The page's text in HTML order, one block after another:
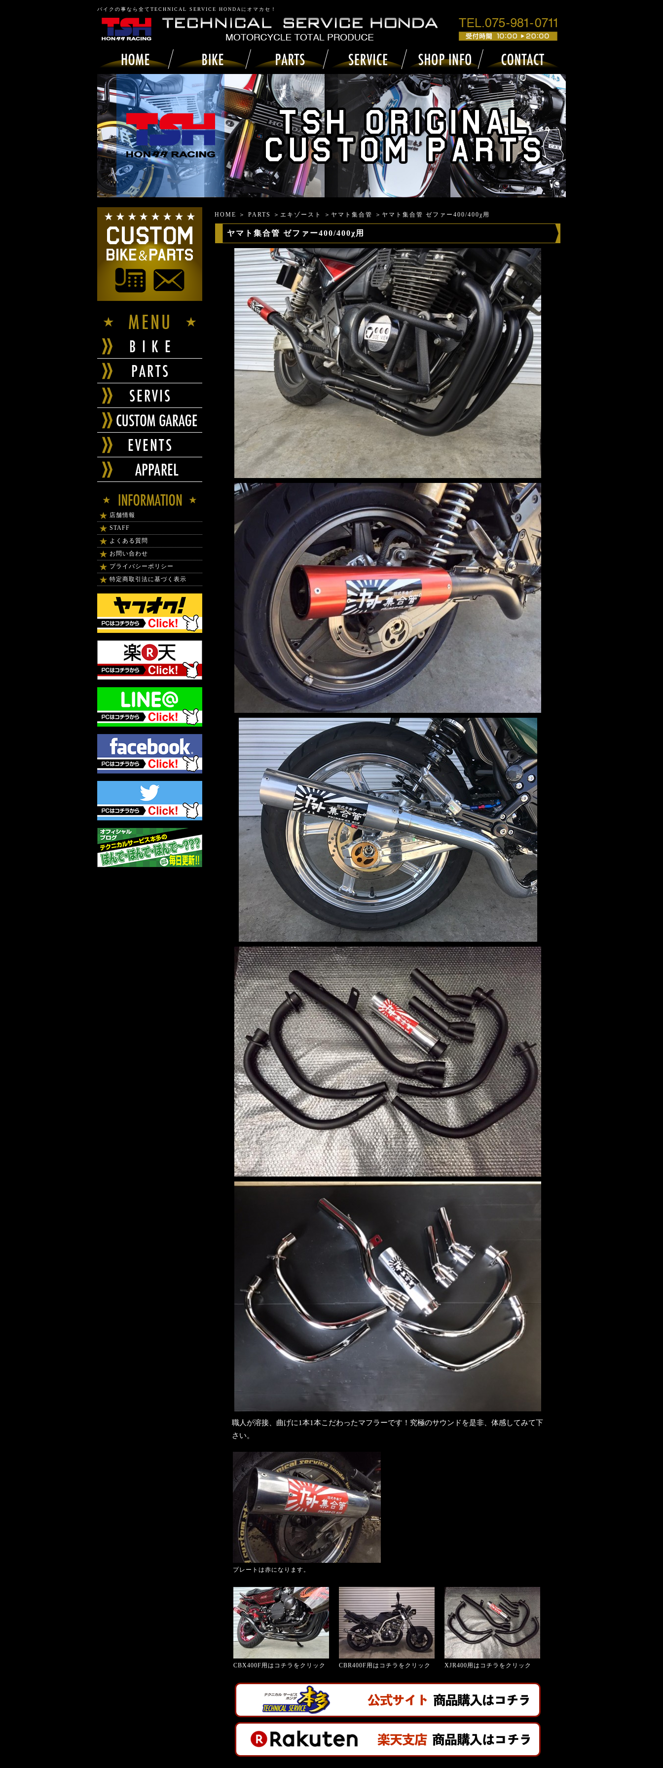
バイクの事なら全てTECHNICAL SERVICE HONDAにオマカセ！
HOME ＞ PARTS ＞ エキゾースト ＞ ヤマト集合管 ＞ヤマト集合管 ゼファー400/400χ用
ヤマト集合管 ゼファー400/400χ用
職人が溶接、曲げに1本1本こだわったマフラーです！究極のサウンドを是非、体感してみて下
さい。
プレートは赤になります。
CBX400F用はコチラをクリック CBR400F用はコチラをクリック XJR400用はコチラをクリック
店舗情報
STAFF
よくある質問
お問い合わせ
プライバシーポリシー
特定商取引法に基づく表示